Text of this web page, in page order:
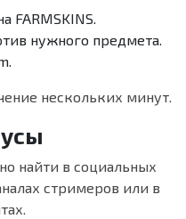
FARMSKINS.
нужного предмета.
нескольких минут.
найти в социальных
стримеров или в